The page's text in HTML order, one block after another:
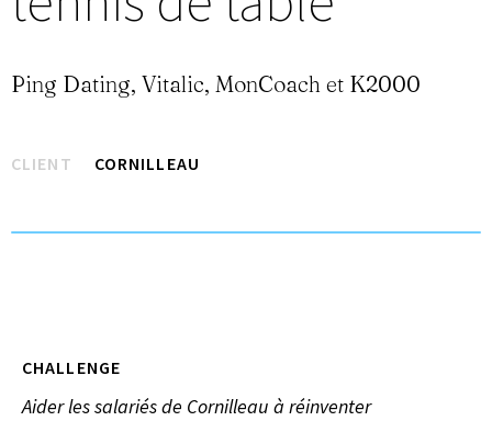
Ping Dating, Vitalic, MonCoach et K2000
CLIENT CORNILLEAU
CHALLENGE
Aider les salariés de Cornilleau à réinventer